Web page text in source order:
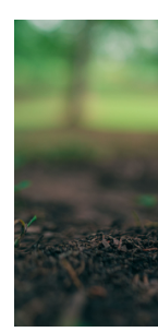
comenzó
con
¿se
seguirá
implementando?